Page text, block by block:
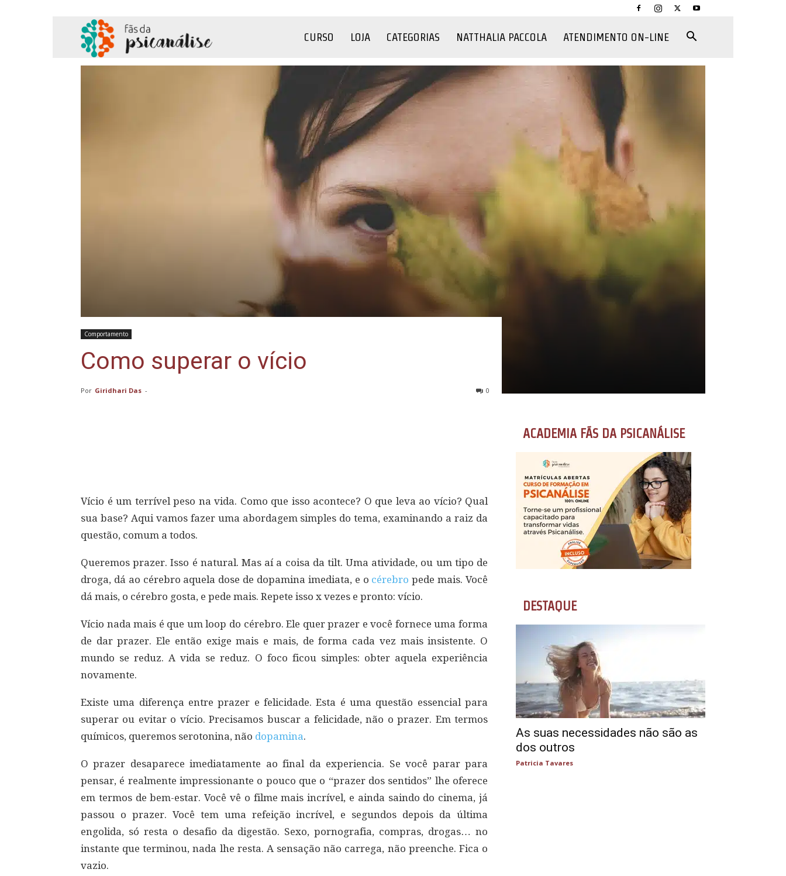
CURSO LOJA CATEGORIAS NATTHALIA PACCOLA ATENDIMENTO ON-LINE
Comportamento
Como superar o vício
Por Giridhari Das - 0
Vício é um terrível peso na vida. Como que isso acontece? O que leva ao vício? Qual
sua base? Aqui vamos fazer uma abordagem simples do tema, examinando a raiz da
questão, comum a todos.
Queremos prazer. Isso é natural. Mas aí a coisa da tilt. Uma atividade, ou um tipo de
droga, dá ao cérebro aquela dose de dopamina imediata, e o cérebro pede mais. Você
dá mais, o cérebro gosta, e pede mais. Repete isso x vezes e pronto: vício.
Vício nada mais é que um loop do cérebro. Ele quer prazer e você fornece uma forma
de dar prazer. Ele então exige mais e mais, de forma cada vez mais insistente. O
mundo se reduz. A vida se reduz. O foco ficou simples: obter aquela experiência
novamente.
Existe uma diferença entre prazer e felicidade. Esta é uma questão essencial para
superar ou evitar o vício. Precisamos buscar a felicidade, não o prazer. Em termos
químicos, queremos serotonina, não dopamina.
O prazer desaparece imediatamente ao final da experiencia. Se você parar para
pensar, é realmente impressionante o pouco que o “prazer dos sentidos” lhe oferece
em termos de bem-estar. Você vê o filme mais incrível, e ainda saindo do cinema, já
passou o prazer. Você tem uma refeição incrível, e segundos depois da última
engolida, só resta o desafio da digestão. Sexo, pornografia, compras, drogas… no
instante que terminou, nada lhe resta. A sensação não carrega, não preenche. Fica o
vazio.
ACADEMIA FÃS DA PSICANÁLISE
DESTAQUE
As suas necessidades não são as
dos outros
Patricia Tavares